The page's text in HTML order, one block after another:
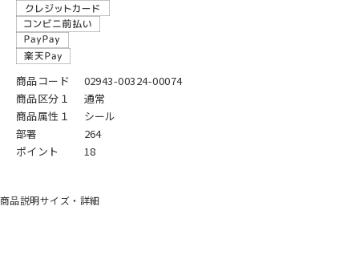
商品コード
02943-00324-00074
商品区分１
通常
商品属性１
シール
部署
264
ポイント
18
商品説明サイズ・詳細